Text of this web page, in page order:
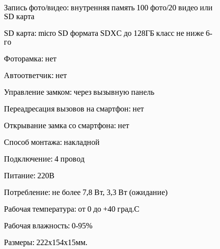
Запись фото/видео: внутренняя память 100 фото/20 видео или
SD карта
SD карта: micro SD формата SDXC до 128ГБ класс не ниже 6-
го
Фоторамка: нет
Автоответчик: нет
Управление замком: через вызывную панель
Переадресация вызовов на смартфон: нет
Открывание замка со смартфона: нет
Способ монтажа: накладной
Подключение: 4 провод
Питание: 220В
Потребление: не более 7,8 Вт, 3,3 Вт (ожидание)
Рабочая температура: от 0 до +40 град.С
Рабочая влажность: 0-95%
Размеры: 222х154х15мм.